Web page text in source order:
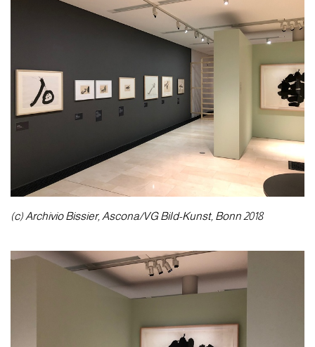
(c) Archivio Bissier, Ascona/VG Bild-Kunst, Bonn 2018